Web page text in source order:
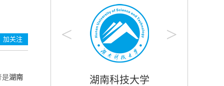
加关注
是湖南
< >
学 湖南农业大学